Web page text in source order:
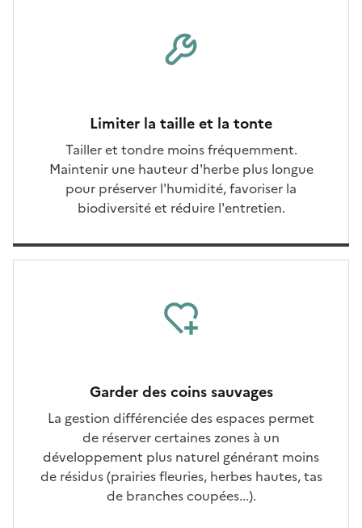
Limiter la taille et la tonte
Tailler et tondre moins fréquemment.
Maintenir une hauteur d'herbe plus longue
pour préserver l'humidité, favoriser la
biodiversité et réduire l'entretien.
Garder des coins sauvages
La gestion différenciée des espaces permet
de réserver certaines zones à un
développement plus naturel générant moins
de résidus (prairies fleuries, herbes hautes, tas
de branches coupées...).